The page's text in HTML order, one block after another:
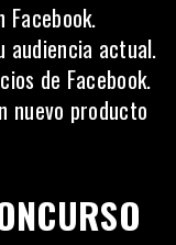
Facebook.
audiencia actual.
de Facebook.
nuevo producto